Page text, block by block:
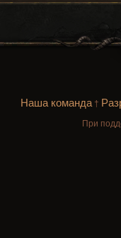
Наша команда†
При